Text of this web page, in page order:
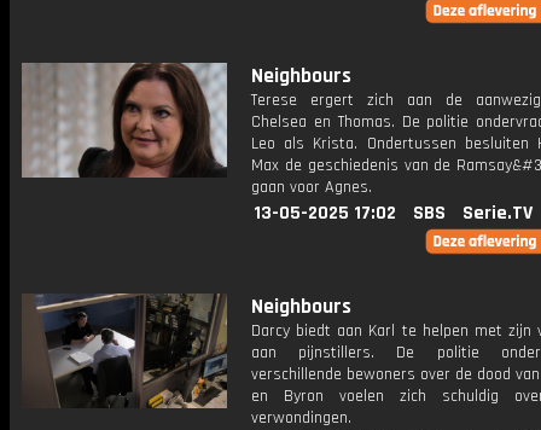
Neighbours
Terese ergert zich aan de
Chelsea en Thomas. De politie
Leo als Krista. Ondertussen besluiten
Max de geschiedenis van de
gaan voor Agnes.
13-05-2025 17:02 SBS Serie.TV
Neighbours
Darcy biedt aan Karl te helpen met zijn
aan pijnstillers. De politie
verschillende bewoners over de dood
en Byron voelen zich schuldig
verwondingen.